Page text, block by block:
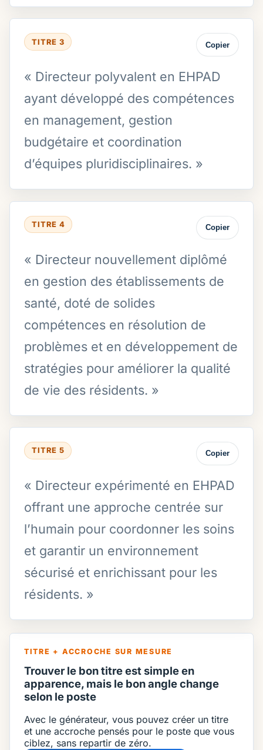
TITRE 3 Copier
« Directeur polyvalent en EHPAD
ayant développé des compétences
en management, gestion
budgétaire et coordination
d’équipes pluridisciplinaires. »
TITRE 4 Copier
« Directeur nouvellement diplômé
en gestion des établissements de
santé, doté de solides
compétences en résolution de
problèmes et en développement de
stratégies pour améliorer la qualité
de vie des résidents. »
TITRE 5 Copier
« Directeur expérimenté en EHPAD
offrant une approche centrée sur
l’humain pour coordonner les soins
et garantir un environnement
sécurisé et enrichissant pour les
résidents. »
TITRE + ACCROCHE SUR MESURE
Trouver le bon titre est simple en
apparence, mais le bon angle change
selon le poste
Avec le générateur, vous pouvez créer un titre
et une accroche pensés pour le poste que vous
ciblez, sans repartir de zéro.